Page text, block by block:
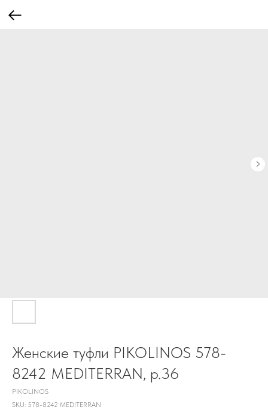
Женские туфли PIKOLINOS 578-
8242 MEDITERRAN, р.36
PIKOLINOS
SKU: 578-8242 MEDITERRAN